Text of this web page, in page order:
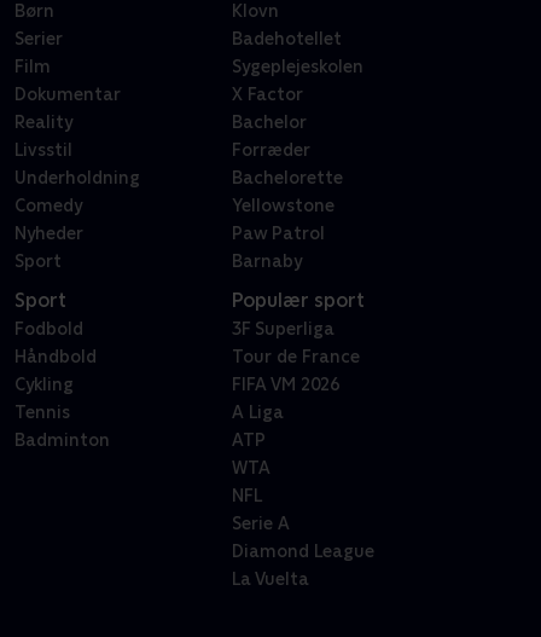
Børn
Serier
Film
Dokumentar
Reality
Livsstil
Underholdning
Comedy
Nyheder
Sport
Klovn
Badehotellet
Sygeplejeskolen
X Factor
Bachelor
Forræder
Bachelorette
Yellowstone
Paw Patrol
Barnaby
Sport
Fodbold
Håndbold
Cykling
Tennis
Badminton
Populær sport
3F Superliga
Tour de France
FIFA VM 2026
A Liga
ATP
WTA
NFL
Serie A
Diamond League
La Vuelta